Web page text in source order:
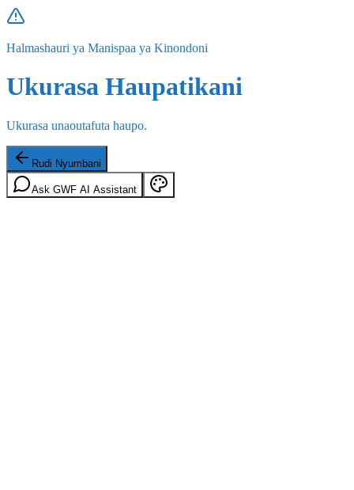
Halmashauri ya Manispaa ya Kinondoni
Ukurasa Haupatikani
Ukurasa unaoutafuta haupo.
Rudi Nyumbani
Ask GWF AI Assistant